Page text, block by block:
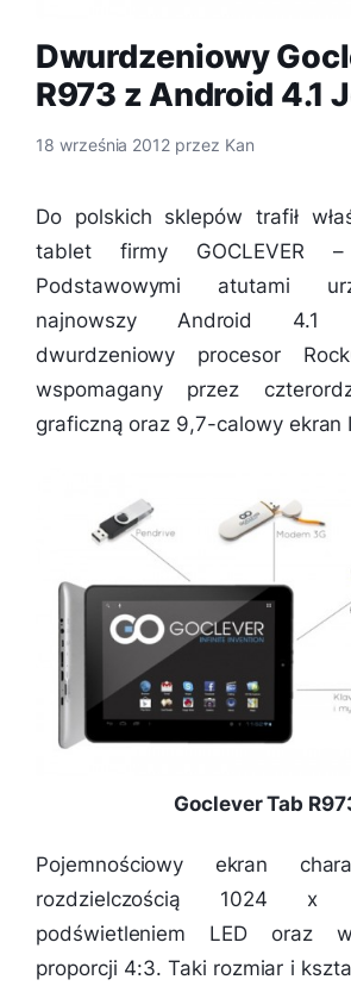
Dwurdzeniowy
R973 z Android 4.1
18 września 2012 przez Kan
Do polskich sklepów trafił
tablet firmy GOCLEVER
Podstawowymi atutami
najnowszy Android 4.1
dwurdzeniowy procesor
wspomagany przez
graficzną oraz 9,7-calowy ekran
Goclever Tab
Pojemnościowy ekran
rozdzielczością 1024 x
podświetleniem LED oraz
proporcji 4:3. Taki rozmiar i